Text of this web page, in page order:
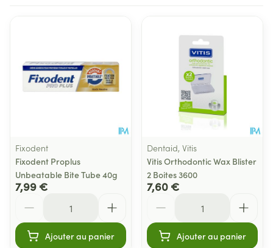
Fixodent
Fixodent Proplus
Unbeatable Bite Tube 40g
7,99 €
Ajouter au panier
Dentaid, Vitis
Vitis Orthodontic Wax Blister
2 Boites 3600
7,60 €
Ajouter au panier